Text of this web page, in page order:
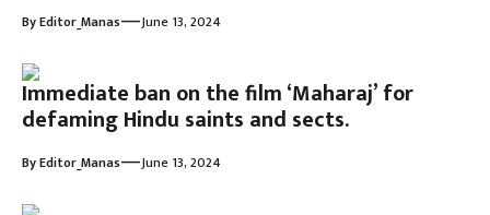
ByEditor_Manas—June 13, 2024
Immediate ban on the film ‘Maharaj’ for
defaming Hindu saints and sects.
ByEditor_Manas—June 13, 2024